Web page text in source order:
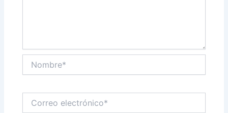
electrónico*